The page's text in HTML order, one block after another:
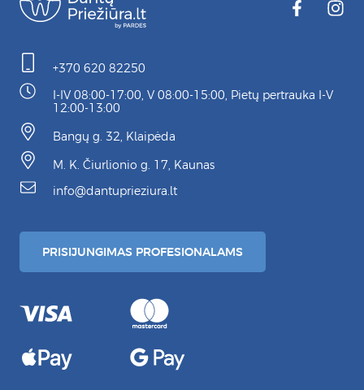
+370 620 82250
I-IV 08:00-17:00, V 08:00-15:00, Pietų pertrauka I-V
12:00-13:00
Bangų g. 32, Klaipėda
M. K. Čiurlionio g. 17, Kaunas
info@dantuprieziura.lt
PRISIJUNGIMAS PROFESIONALAMS